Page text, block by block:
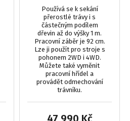
Používá se k sekání
přerostlé trávy i s
částečným podílem
dřevin až do výšky 1 m.
Pracovní záběr je 92 cm.
Lze ji použít pro stroje s
pohonem 2WD i 4WD.
Můžete také vyměnit
pracovní hřídel a
provádět odmechování
trávníku.
47 990 Kč